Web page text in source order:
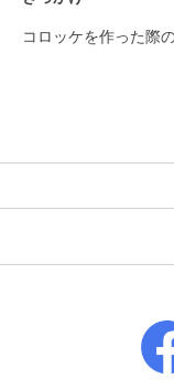
コロッケを作った際